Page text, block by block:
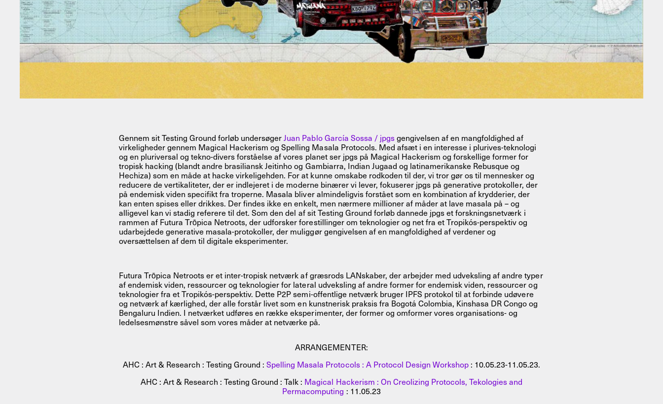
Gennem sit Testing Ground forløb undersøgerJuan Pablo García Sossa / jpgsgengivelsen af en mangfoldighed af
virkeligheder gennem Magical Hackerism og Spelling Masala Protocols. Med afsæt i en interesse i plurives-teknologi
og en pluriversal og tekno-divers forståelse af vores planet ser jpgs på Magical Hackerism og forskellige former for
tropisk hacking (blandt andre brasiliansk Jeitinho og Gambiarra, Indian Jugaad og latinamerikanske Rebusque og
Hechiza) som en måde at hacke virkeligehden. For at kunne omskabe rodkoden til der, vi tror gør os til mennesker og
reducere de vertikaliteter, der er indlejeret i de moderne binærer vi lever, fokuserer jpgs på generative protokoller, der
på endemisk viden specifikt fra troperne. Masala bliver almindeligvis forstået som en kombination af krydderier, der
kan enten spises eller drikkes. Der findes ikke en enkelt, men nærmere millioner af måder at lave masala på – og
alligevel kan vi stadig referere til det. Som den del af sit Testing Ground forløb dannede jpgs et forskningsnetværk i
rammen af Futura Trōpica Netroots, der udforsker forestillinger om teknologier og net fra et Tropikós-perspektiv og
udarbejdede generative masala-protokoller, der muliggør gengivelsen af ​​en mangfoldighed af verdener og
oversættelsen af dem til digitale eksperimenter.
Futura Trōpica Netroots er et inter-tropisk netværk af græsrods LANskaber, der arbejder med udveksling af andre typer
af endemisk viden, ressourcer og teknologier for lateral udveksling af andre former for endemisk viden, ressourcer og
teknologier fra et Tropikós-perspektiv. Dette P2P semi-offentlige netværk bruger IPFS protokol til at forbinde udøvere
og netværk af kærlighed, der alle forstår livet som en kunstnerisk praksis fra Bogotá Colombia, Kinshasa DR Congo og
Bengaluru Indien. I netværket udføres en række eksperimenter, der former og omformer vores organisations- og
ledelsesmønstre såvel som vores måder at netværke på.
ARRANGEMENTER:
AHC : Art & Research : Testing Ground :Spelling Masala Protocols : A Protocol Design Workshop : 10.05.23-11.05.23.
AHC : Art & Research : Testing Ground : Talk : Magical Hackerism : On Creolizing Protocols, Tekologies and
Permacomputing : 11.05.23